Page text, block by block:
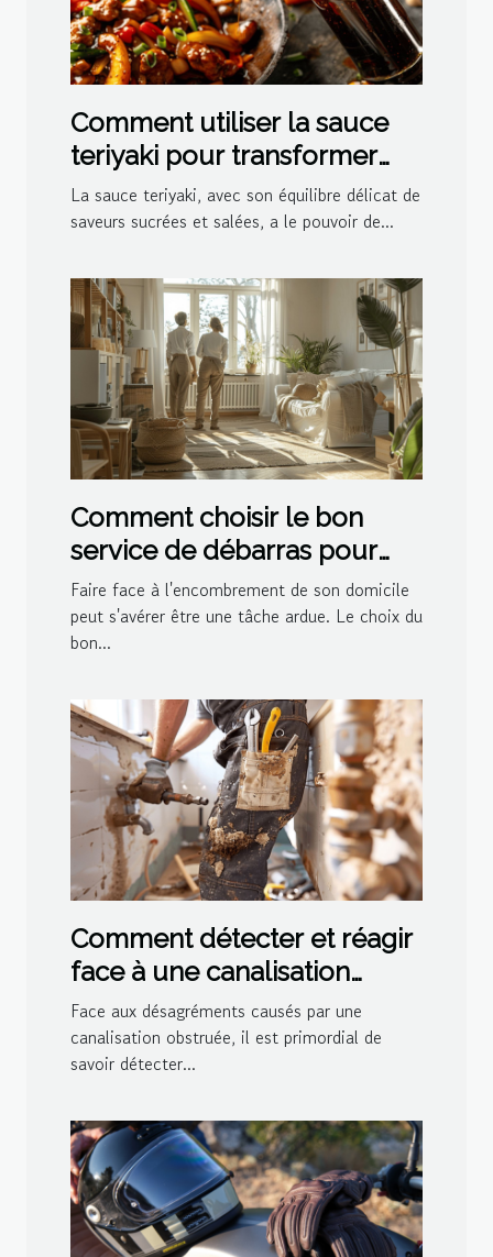
Comment utiliser la sauce
teriyaki pour transformer
vos plats
La sauce teriyaki, avec son équilibre délicat de
saveurs sucrées et salées, a le pouvoir de...
Comment choisir le bon
service de débarras pour
votre domicile
Faire face à l'encombrement de son domicile
peut s'avérer être une tâche ardue. Le choix du
bon...
Comment détecter et réagir
face à une canalisation
bouchée
Face aux désagréments causés par une
canalisation obstruée, il est primordial de
savoir détecter...